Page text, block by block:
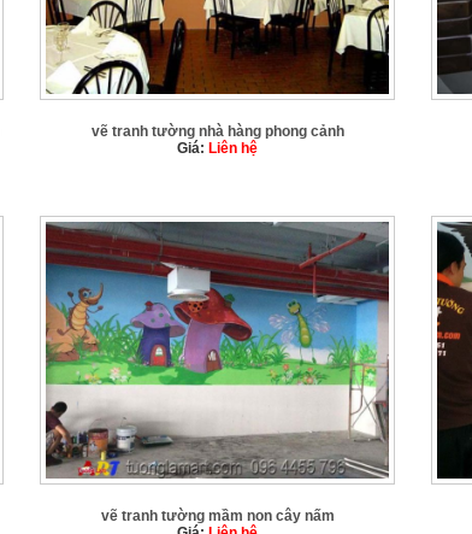
vẽ tranh tường nhà hàng phong cảnh
Giá: Liên hệ
vẽ tranh tường mầm non cây nấm